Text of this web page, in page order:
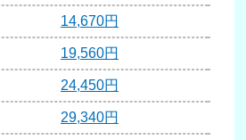
14,670円
19,560円
24,450円
29,340円